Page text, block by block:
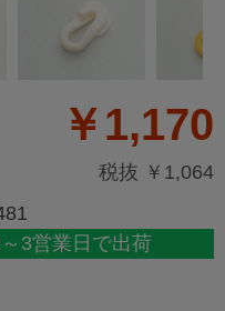
￥1,170
税抜 ￥1,064
3営業日で出荷